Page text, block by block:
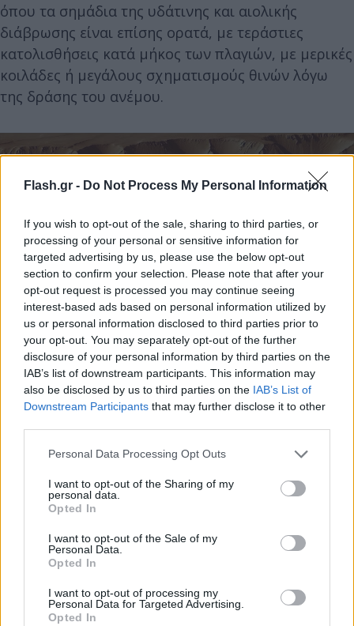
Flash.gr - Do Not Process My Personal Information
If you wish to opt-out of the sale, sharing to third parties, or
processing of your personal or sensitive information for
targeted advertising by us, please use the below opt-out
section to confirm your selection. Please note that after your
opt-out request is processed you may continue seeing
interest-based ads based on personal information utilized by
us or personal information disclosed to third parties prior to
your opt-out. You may separately opt-out of the further
disclosure of your personal information by third parties on the
IAB’s list of downstream participants. This information may
also be disclosed by us to third parties on the IAB’s List of
Downstream Participants that may further disclose it to other
Please note that this website/app uses one or more Google
not limited to your visit or usage behaviour. You may click to
grant or deny consent to Google and its third-party tags to
use your data for below specified purposes in below Google
consent section.
Personal Data Processing Opt Outs
I want to opt-out of the Sharing of my
personal data.
Opted In
I want to opt-out of the Sale of my
Personal Data.
Opted In
I want to opt-out of processing my
Personal Data for Targeted Advertising.
Opted In
όπου τα σημάδια της υδάτινης και αιολικής
διάβρωσης είναι επίσης ορατά, με τεράστιες
κατολισθήσεις κατά μήκος των πλαγιών, με μερικές
κοιλάδες ή μεγάλους σχηματισμούς θινών λόγω
της δράσης του ανέμου.
Το νέο βίντεο που κυκλοφόρησε από την ESA σας
δίνει την ευκαιρία να πετάξετε ανάμεσα σε μερικές
από αυτές τις ρωγμές σε ένα κινούμενο σχέδιο
(animation) που δημιουργήθηκε με τη
συγκέντρωση των δεδομένων που συλλέχθηκαν
από το Mars Express πάνω από την περιοχή.